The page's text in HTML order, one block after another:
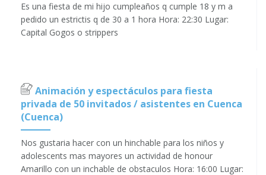
Es una fiesta de mi hijo cumpleaños q cumple 18 y m a
pedido un estrictis q de 30 a 1 hora Hora: 22:30 Lugar:
Capital Gogos o strippers
Animación y espectáculos para fiesta
privada de 50 invitados / asistentes en Cuenca
(Cuenca)
Nos gustaria hacer con un hinchable para los niños y
adolescents mas mayores un actividad de honour
Amarillo con un inchable de obstaculos Hora: 16:00 Lugar: